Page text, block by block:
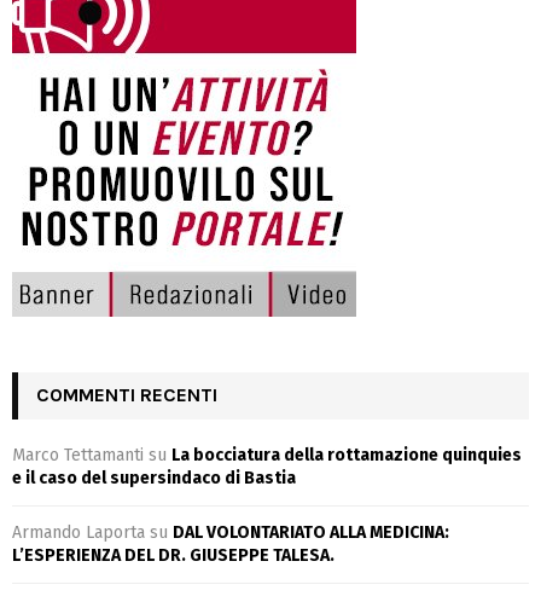
COMMENTI RECENTI
Marco Tettamanti su La bocciatura della rottamazione quinquies
e il caso del supersindaco di Bastia
Armando Laporta su DAL VOLONTARIATO ALLA MEDICINA:
L’ESPERIENZA DEL DR. GIUSEPPE TALESA.